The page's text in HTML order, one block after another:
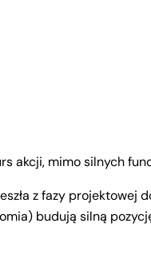
akcji, mimo silnych
z fazy
budują silną